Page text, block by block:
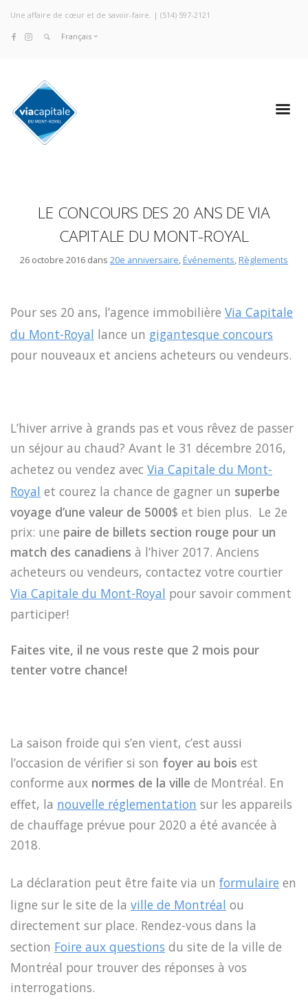
Une affaire de cœur et de savoir-faire. | (514) 597-2121
Français
LE CONCOURS DES 20 ANS DE VIA
CAPITALE DU MONT-ROYAL
26 octobre 2016 dans 20e anniversaire, Événements, Règlements
Pour ses 20 ans, l’agence immobilière Via Capitale
du Mont-Royal lance un gigantesque concours
pour nouveaux et anciens acheteurs ou vendeurs.
L’hiver arrive à grands pas et vous rêvez de passer
un séjour au chaud? Avant le 31 décembre 2016,
achetez ou vendez avec Via Capitale du Mont-
Royal et courez la chance de gagner un superbe
voyage d’une valeur de 5000$ et bien plus. Le 2e
prix: une paire de billets section rouge pour un
match des canadiens à l’hiver 2017. Anciens
acheteurs ou vendeurs, contactez votre courtier
Via Capitale du Mont-Royal pour savoir comment
participer!
Faites vite, il ne vous reste que 2 mois pour
tenter votre chance!
La saison froide qui s’en vient, c’est aussi
l’occasion de vérifier si son foyer au bois est
conforme aux normes de la ville de Montréal. En
effet, la nouvelle réglementation sur les appareils
de chauffage prévue pour 2020 a été avancée à
2018.
La déclaration peut être faite via un formulaire en
ligne sur le site de la ville de Montréal ou
directement sur place. Rendez-vous dans la
section Foire aux questions du site de la ville de
Montréal pour trouver des réponses à vos
interrogations.